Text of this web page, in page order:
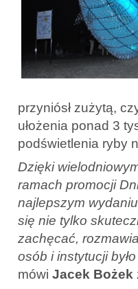
przyniósł zużytą,
ułożenia ponad 3
podświetlenia ryby
Dzięki
ramach promocji
najlepszym
się nie tylko
zachęcać,
osób i instytucji
mówi Jacek Bożek